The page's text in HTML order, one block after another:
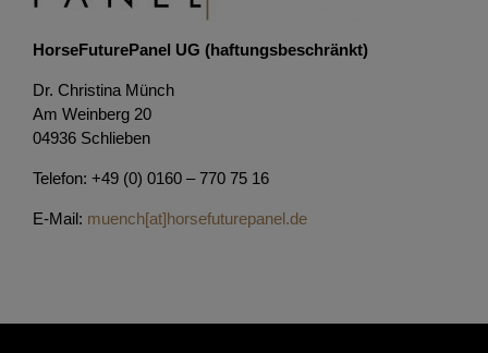
HorseFuturePanel UG (haftungsbeschränkt)
Dr. Christina Münch
Am Weinberg 20
04936 Schlieben
Telefon: +49 (0) 0160 – 770 75 16
E-Mail: muench[at]horsefuturepanel.de